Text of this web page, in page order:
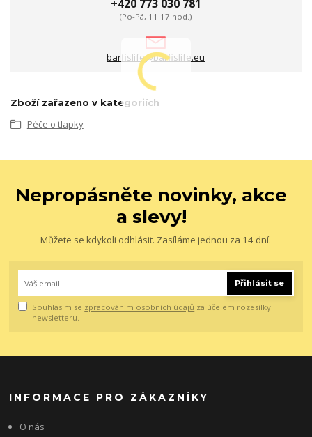
+420 773 030 781
(Po-Pá, 11:17 hod.)
barfislife@barfislife.eu
Zboží zařazeno v kategoriích
Péče o tlapky
Nepropásněte novinky, akce
a slevy!
Můžete se kdykoli odhlásit. Zasíláme jednou za 14 dní.
Přihlásit se
Souhlasím se zpracováním osobních údajů za účelem rozesílky
newsletteru.
INFORMACE PRO ZÁKAZNÍKY
O nás